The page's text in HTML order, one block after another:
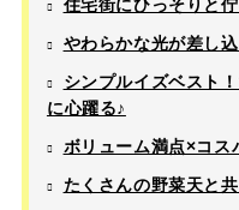
住宅街にひっそりと
やわらかな光が差し
シンプルイズベスト
に心躍る♪
ボリューム満点×コス
たくさんの野菜天と